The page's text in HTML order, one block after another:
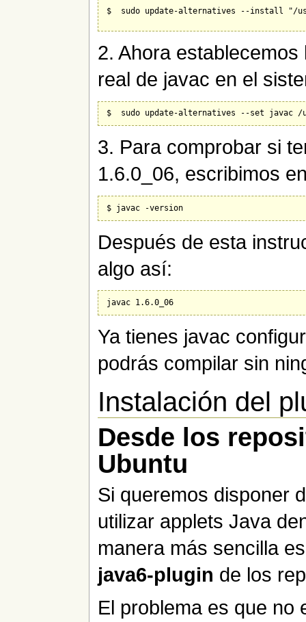
$  sudo update-alternatives --install "/
2. Ahora
real de javac en el
3. Para comprobar si
1.6.0_06, escribimos
Después de esta
algo así:
Ya tienes javac
podrás compilar sin
Instalación del
Desde los
Ubuntu
Si queremos disponer
utilizar applets Java
manera más sencilla
java6-plugin de los
El problema es que no